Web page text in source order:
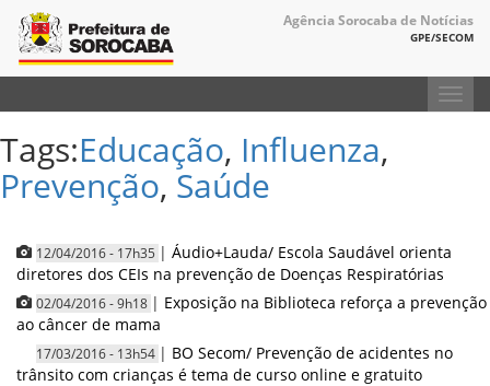
Agência Sorocaba de Notícias
GPE/SECOM
Tags:Educação, Influenza,
Prevenção, Saúde
12/04/2016 - 17h35 | Áudio+Lauda/ Escola Saudável orienta
diretores dos CEIs na prevenção de Doenças Respiratórias
02/04/2016 - 9h18 | Exposição na Biblioteca reforça a prevenção
ao câncer de mama
17/03/2016 - 13h54 | BO Secom/ Prevenção de acidentes no
trânsito com crianças é tema de curso online e gratuito